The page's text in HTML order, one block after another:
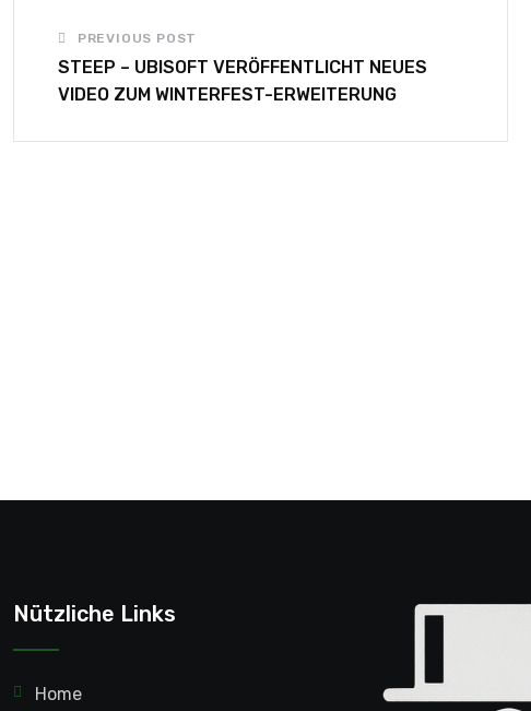
PREVIOUS POST
STEEP – UBISOFT VERÖFFENTLICHT NEUES
VIDEO ZUM WINTERFEST-ERWEITERUNG
Nützliche Links
Home